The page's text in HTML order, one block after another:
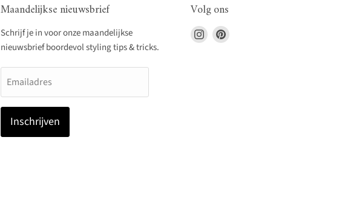
Maandelijkse nieuwsbrief
Schrijf je in voor onze maandelijkse
nieuwsbrief boordevol styling tips & tricks.
Emailadres
Inschrijven
Volg ons
Vind
ons
Vind